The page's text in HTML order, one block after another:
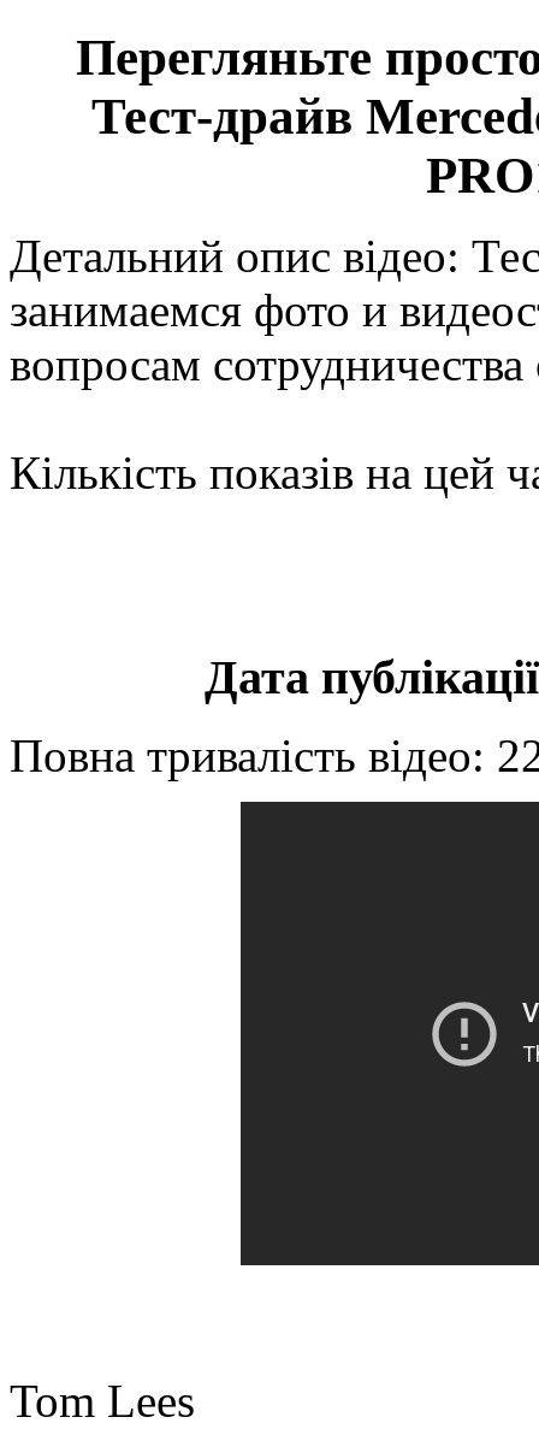
Перегляньте
Тест-драйв
Детальний опис відео:
занимаемся фото и
вопросам
Кількість показів на цей
Дата
Повна тривалість відео:
Tom Lees